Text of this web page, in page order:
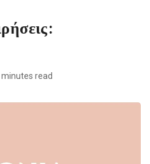
minutes read